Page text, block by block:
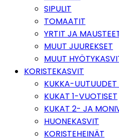
SIPULIT
TOMAATIT
YRTIT JA
MUUT JUUREKSET
MUUT
KORISTEKASVIT
KUKKA-
KUKAT 1-VUOTISET
KUKAT 2- JA
HUONEKASVIT
KORISTEHEINÄT